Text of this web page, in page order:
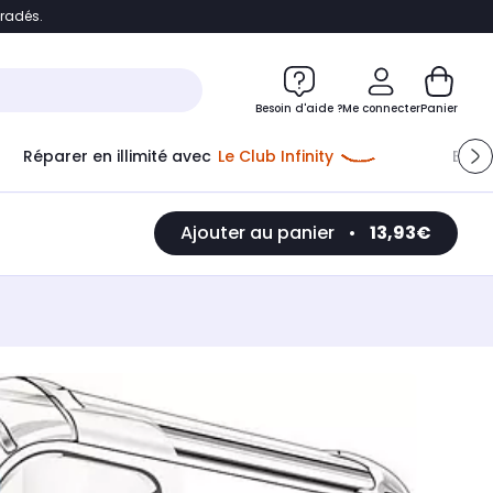
Accéder directement au chatbot
Besoin d'aide ?Me connecterPanier
Réparer en illimité avec Le Club Infinity
Ajouter au panier • 13,93€